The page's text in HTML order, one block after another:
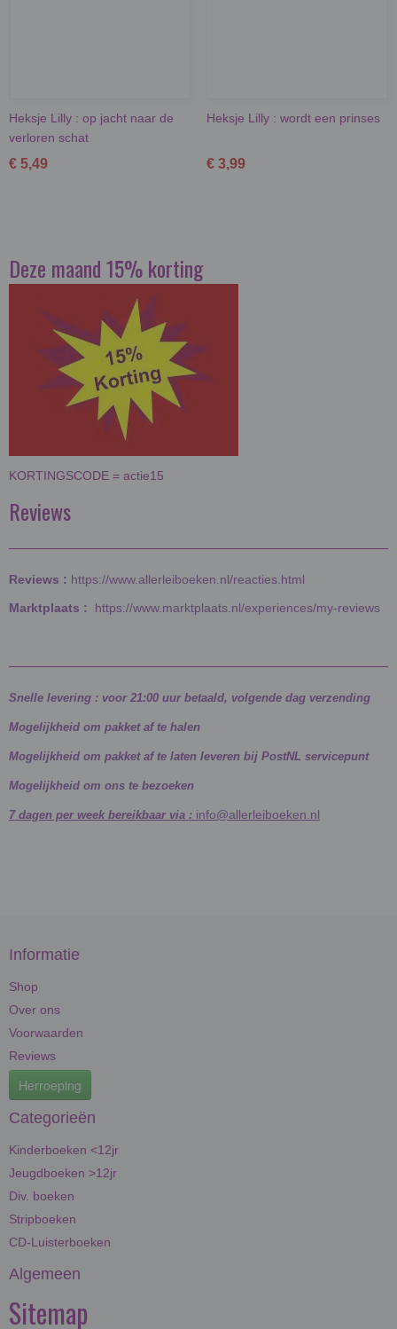
Heksje Lilly : op jacht naar de
verloren schat
€ 5,49
Heksje Lilly : wordt een prinses
€ 3,99
Deze maand 15% korting
KORTINGSCODE = actie15
Reviews
Reviews : https://www.allerleiboeken.nl/reacties.html
Marktplaats : https://www.marktplaats.nl/experiences/my-reviews
Snelle levering : voor 21:00 uur betaald, volgende dag verzending
Mogelijkheid om pakket af te halen
Mogelijkheid om pakket af te laten leveren bij PostNL servicepunt
Mogelijkheid om ons te bezoeken
7 dagen per week bereikbaar via : info@allerleiboeken.nl
Informatie
Shop
Over ons
Voorwaarden
Reviews
Herroeping
Categorieën
Kinderboeken <12jr
Jeugdboeken >12jr
Div. boeken
Stripboeken
CD-Luisterboeken
Algemeen
Sitemap